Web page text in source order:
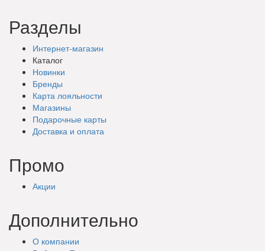
Разделы
Интернет-магазин
Каталог
Новинки
Бренды
Карта лояльности
Магазины
Подарочные карты
Доставка и оплата
Промо
Акции
Дополнительно
О компании